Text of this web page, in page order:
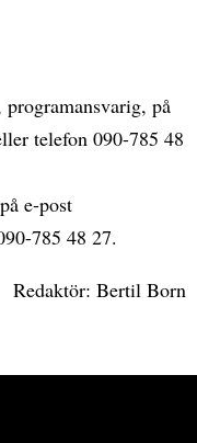
på
telefon 090-785 48
e-post
785 48 27.
Redaktör: Bertil Born